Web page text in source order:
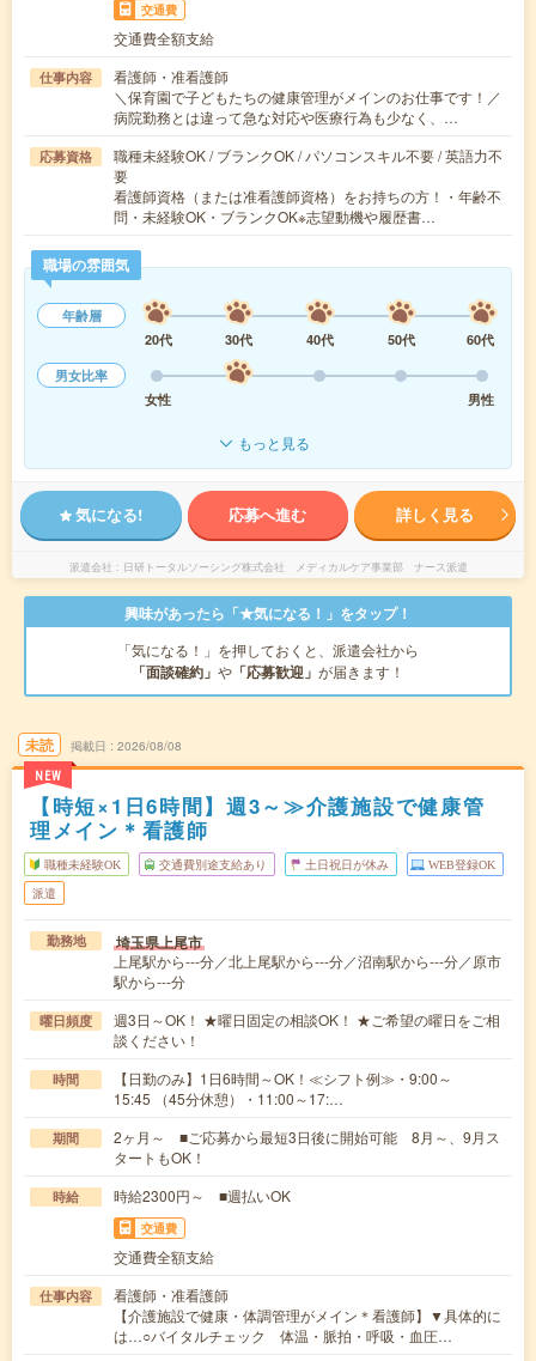
交通費
交通費全額支給
仕事内容
看護師・准看護師
＼保育園で子どもたちの健康管理がメインのお仕事です！／
病院勤務とは違って急な対応や医療行為も少なく、…
応募資格
職種未経験OK / ブランクOK / パソコンスキル不要 / 英語力不
要
看護師資格（または准看護師資格）をお持ちの方！・年齢不
問・未経験OK・ブランクOK※志望動機や履歴書…
職場の雰囲気
年齢層
20代
30代 40代 50代
60代
男女比率
女性
男性
もっと見る
気になる! 応募へ進む 詳しく見る
派遣会社 日研トータルソーシング株式会社 メディカルケア事業部 ナース派遣
興味があったら「★気になる！」をタップ！
「気になる！」を押しておくと、派遣会社から
「面談確約」 や 「応募歓迎」 が届きます！
未読
NEW
掲載日 2026/08/08
【時短×1日6時間】週3～≫介護施設で健康管
理メイン＊看護師
職種未経験OK 交通費別途支給あり 土日祝日が休み WEB登録OK
派遣
勤務地 埼玉県上尾市
上尾駅から---分／北上尾駅から---分／沼南駅から---分／原市
駅から---分
曜日頻度
週3日～OK！ ★曜日固定の相談OK！ ★ご希望の曜日をご相
談ください！
時間
【日勤のみ】1日6時間～OK！≪シフト例≫・9:00～
15:45 （45分休憩）・11:00～17:…
期間
2ヶ月～ ■ご応募から最短3日後に開始可能 8月～、9月ス
タートもOK！
時給 時給2300円～ ■週払いOK
交通費
交通費全額支給
仕事内容
看護師・准看護師
【介護施設で健康・体調管理がメイン＊看護師】▼具体的に
は…○バイタルチェック 体温・脈拍・呼吸・血圧…